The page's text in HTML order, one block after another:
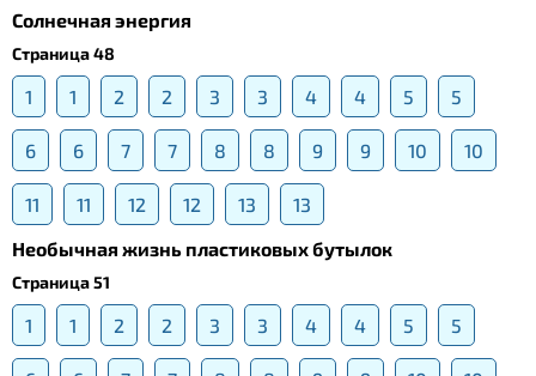
Солнечная энергия
Страница 48
1 1 2 2 3 3 4 4 5 5
6 6 7 7 8 8 9 9 10 10
11 11 12 12 13
13
Необычная жизнь пластиковых бутылок
Страница 51
1 1 2 2 3 3 4 4 5 5